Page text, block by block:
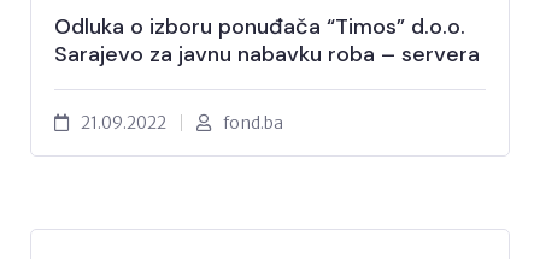
Odluka o izboru ponuđača “Timos” d.o.o.
Sarajevo za javnu nabavku roba – servera
21.09.2022 fond.ba